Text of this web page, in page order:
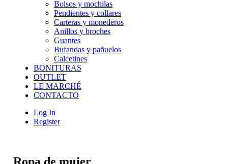
Bolsos y mochilas
Pendientes y collares
Carteras y monederos
Anillos y broches
Guantes
Bufandas y pañuelos
Calcetines
BONITURAS
OUTLET
LE MARCHÉ
CONTACTO
Log In
Register